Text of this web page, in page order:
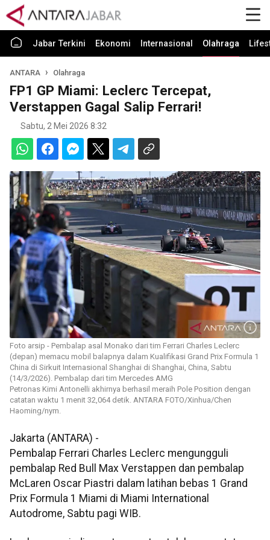
Jabar Terkini Ekonomi Internasional Olahraga
ANTARA Olahraga
FP1 GP Miami: Leclerc Tercepat,
Verstappen Gagal Salip Ferrari!
Sabtu, 2 Mei 2026 8:32
Foto arsip - Pembalap asal Monako dari tim Ferrari Charles Leclerc
(depan) memacu mobil balapnya dalam Kualifikasi Grand Prix Formula 1
China di Sirkuit Internasional Shanghai di Shanghai, China, Sabtu
(14/3/2026). Pembalap dari tim Mercedes AMG
Petronas Kimi Antonelli akhirnya berhasil meraih Pole Position dengan
catatan waktu 1 menit 32,064 detik. ANTARA FOTO/Xinhua/Chen
Haoming/nym.
Jakarta (ANTARA) -
Pembalap Ferrari Charles Leclerc mengungguli
pembalap Red Bull Max Verstappen dan pembalap
McLaren Oscar Piastri dalam latihan bebas 1 Grand
Prix Formula 1 Miami di Miami International
Autodrome, Sabtu pagi WIB.